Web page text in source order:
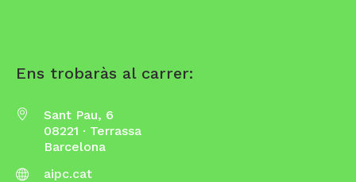
Ens trobaràs al carrer:
Sant Pau, 6
08221 · Terrassa
Barcelona
aipc.cat